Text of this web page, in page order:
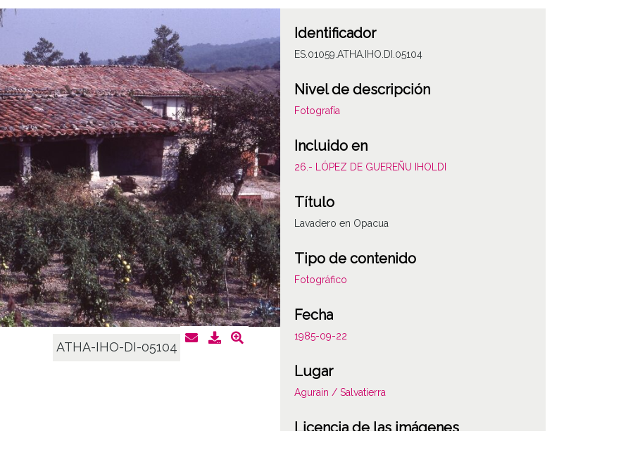
ATHA-IHO-DI-05104
Identificador
ES.01059.ATHA.IHO.DI.05104
Nivel de descripción
Fotografía
Incluido en
26.- LÓPEZ DE GUEREÑU IHOLDI
Título
Lavadero en Opacua
Tipo de contenido
Fotográfico
Fecha
1985-09-22
Lugar
Agurain / Salvatierra
Licencia de las imágenes